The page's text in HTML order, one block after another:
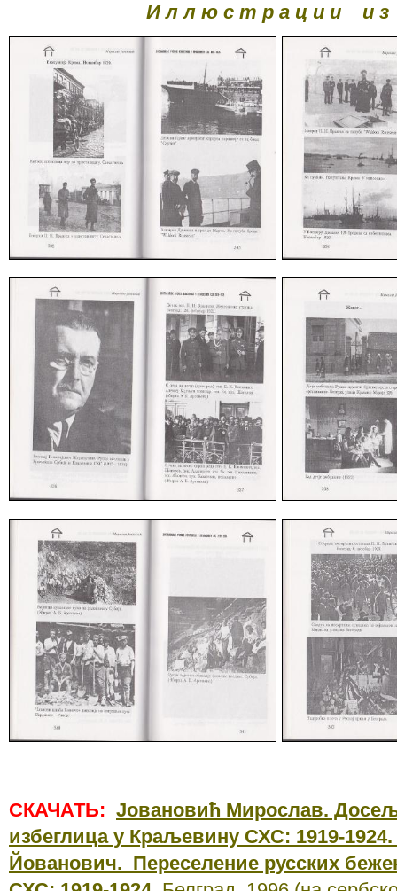
И л л ю с т р а ц и и и з
СКАЧАТЬ: Jовановић Мирослав.
избеглица у Краљевину СХС: 1919-1924.
Йованович. Переселение русских